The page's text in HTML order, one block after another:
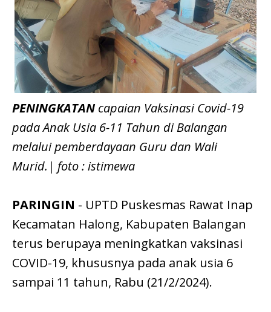
PENINGKATANcapaian Vaksinasi Covid-19
pada Anak Usia 6-11 Tahun di Balangan
melalui pemberdayaan Guru dan Wali
Murid.| foto : istimewa
PARINGIN - UPTD Puskesmas Rawat Inap
Kecamatan Halong, Kabupaten Balangan
terus berupaya meningkatkan vaksinasi
COVID-19, khususnya pada anak usia 6
sampai 11 tahun, Rabu (21/2/2024).